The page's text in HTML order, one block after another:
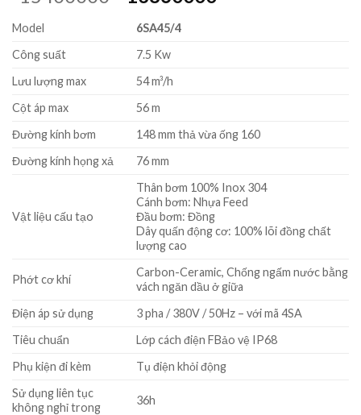
là:
₫15400000.
Model
6SA45/4
Công suất
7.5 Kw
Lưu lượng max
54 m³/h
Cột áp max
56 m
Đường kính bơm
148 mm thả vừa ống 160
Đường kính họng xả
76 mm
Vật liệu cấu tạo
Thân bơm 100% Inox 304
Cánh bơm: Nhựa Feed
Đầu bơm: Đồng
Dây quấn động cơ: 100% lõi đồng chất
lượng cao
Phớt cơ khí
Carbon-Ceramic, Chống ngấm nước bằng
vách ngăn dầu ở giữa
Điện áp sử dụng
3 pha / 380V / 50Hz – với mã 4SA
Tiêu chuẩn
Lớp cách điện FBảo vệ IP68
Phụ kiện đi kèm
Tụ điện khỏi động
Sử dụng liên tục
không nghỉ trong
36h